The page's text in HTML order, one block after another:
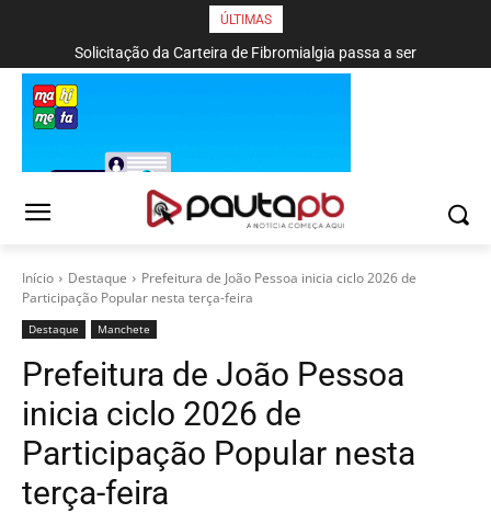
ÚLTIMAS
Solicitação da Carteira de Fibromialgia passa a ser
exclusivamente pelo aplicativo João Pessoa na Palma da Mão
Início Destaque
Prefeitura de João Pessoa inicia ciclo 2026 de
Participação Popular nesta terça-feira
Destaque Manchete
Prefeitura de João Pessoa
inicia ciclo 2026 de
Participação Popular nesta
terça-feira